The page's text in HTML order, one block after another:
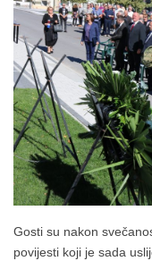
Gosti su nakon
povijesti koji je sada